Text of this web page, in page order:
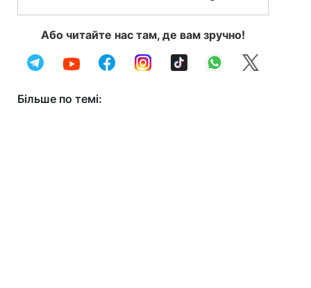
Або читайте нас там, де вам зручно!
Більше по темі: